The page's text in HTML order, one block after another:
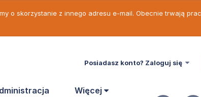
o skorzystanie z innego adresu e-mail. Obecnie trwają
Posiadasz konto? Zaloguj się
Więcej